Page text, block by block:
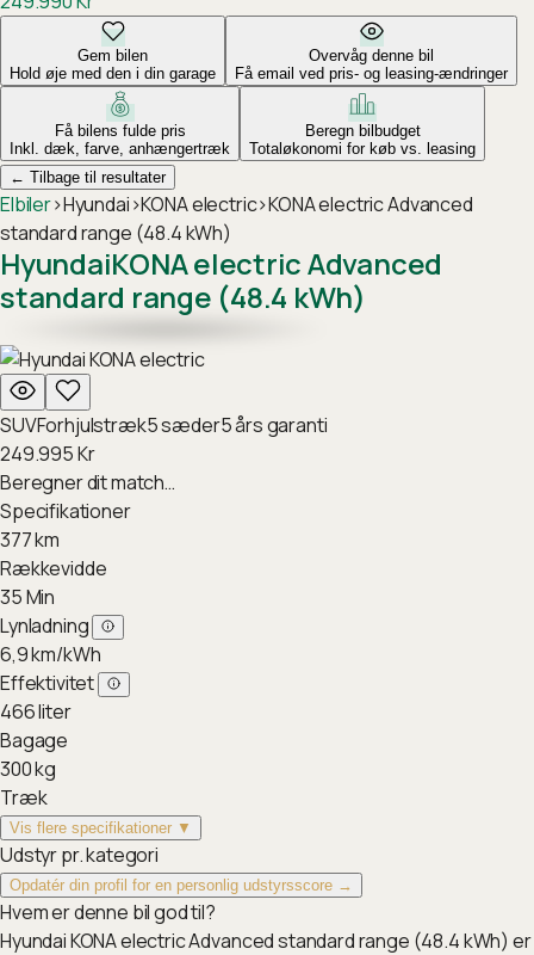
Gem bilen
Hold øje med den i din garage
Overvåg denne bil
Få email ved pris- og leasing-ændringer
Få bilens fulde pris
Inkl. dæk, farve, anhængertræk
Beregn bilbudget
Totaløkonomi for køb vs. leasing
← Tilbage til resultater
Elbiler›Hyundai›KONA electric›KONA electric Advanced
standard range (48.4 kWh)
HyundaiKONA electric Advanced
standard range (48.4 kWh)
SUVForhjulstræk5sæder5års garanti
249.995Kr
Beregner dit match…
Specifikationer
377km
Rækkevidde
35Min
Lynladning
6,9km/kWh
Effektivitet
466liter
Bagage
300kg
Træk
Vis flere specifikationer ▼
Udstyr pr. kategori
Opdatér din profil for en personlig udstyrsscore →
Hvem er denne bil god til?
Hyundai KONA electric Advanced standard range (48.4 kWh) er